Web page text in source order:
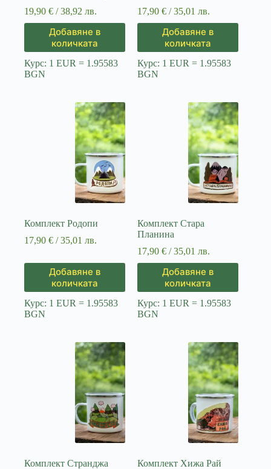
19,90 € / 38,92 лв.
Добавяне в
количката
Курс: 1 EUR = 1.95583
BGN
17,90€ / 35,01 лв.
Добавяне в
количката
Курс: 1 EUR = 1.95583
BGN
Комплект Родопи
17,90 € / 35,01 лв.
Добавяне в
количката
Курс: 1 EUR = 1.95583
BGN
Комплект Стара
Планина
17,90€ / 35,01 лв.
Добавяне в
количката
Курс: 1 EUR = 1.95583
BGN
Комплект Странджа
Комплект Хижа Рай